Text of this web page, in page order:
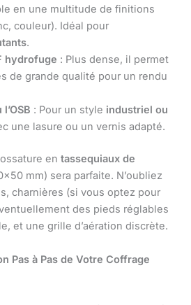
en une multitude de finitions
couleur). Idéal pour
.
hydrofuge : Plus dense, il permet
de grande qualité pour un rendu
: Pour un style industriel ou
une lasure ou un vernis adapté.
en tassequiaux de
mm) sera parfaite. N’oubliez
charnières (si vous optez pour
des pieds réglables
et une grille d’aération discrète.
Pas à Pas de Votre Coffrage